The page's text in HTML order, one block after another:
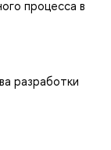
процесса в
разработки